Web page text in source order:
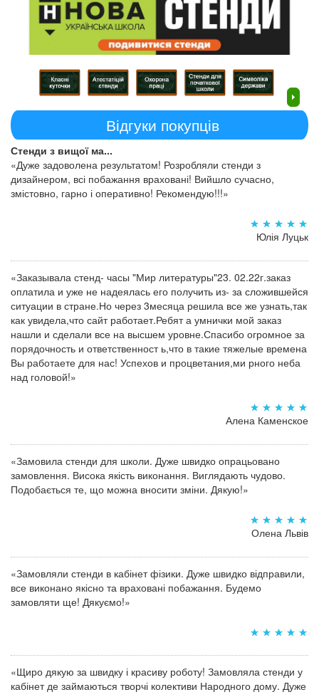
Відгуки покупців
Стенди з вищої ма...
«Дуже задоволена результатом! Розробляли стенди з
дизайнером, всі побажання враховані! Вийшло сучасно,
змістовно, гарно і оперативно! Рекомендую!!!»
Юлія Луцьк
«Заказывала стенд- часы "Мир литературы"23. 02.22г.заказ
оплатила и уже не надеялась его получить из- за сложившейся
ситуации в стране.Но через 3месяца решила все же узнать,так
как увидела,что сайт работает.Ребят а умнички мой заказ
нашли и сделали все на высшем уровне.Спасибо огромное за
порядочность и ответственност ь,что в такие тяжелые времена
Вы работаете для нас! Успехов и процветания,ми рного неба
над головой!»
Алена Каменское
«Замовила стенди для школи. Дуже швидко опрацьовано
замовлення. Висока якість виконання. Виглядають чудово.
Подобається те, що можна вносити зміни. Дякую!»
Олена Львів
«Замовляли стенди в кабінет фізики. Дуже швидко відправили,
все виконано якісно та враховані побажання. Будемо
замовляти ще! Дякуємо!»
«Щиро дякую за швидку і красиву роботу! Замовляла стенди у
кабінет де займаються творчі колективи Народного дому. Дуже